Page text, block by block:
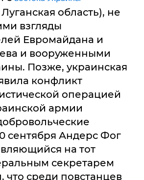
область), не
взгляды
Евромайдана и
и вооруженными
Позже, украинская
конфликт
операцией
армии
сентября Андерс Фог
на тот
секретарем
что среди повстанцев